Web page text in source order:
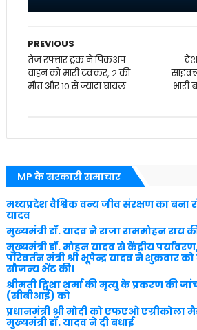
भारी
PREVIOUS
तेज रफ्तार ट्रक ने पिकअप
वाहन को मारी टक्कर, 2 की
मौत और 10 से ज्यादा घायल
MP के सरकारी समाचार
मध्यप्रदेश वैश्विक वन्य जीव संरक्षण का बना
यादव
मुख्यमंत्री डॉ. यादव ने राजा राममोहन राय
मुख्यमंत्री डॉ. मोहन यादव से केंद्रीय
परिवर्तन मंत्री श्री भूपेन्द्र यादव ने शुक्रवार
सौजन्य भेंट की।
श्रीमती ट्विशा शर्मा की मृत्यु के प्रकरण की
(सीबीआई) को
प्रधानमंत्री श्री मोदी को एफएओ
मुख्यमंत्री डॉ. यादव ने दी बधाई